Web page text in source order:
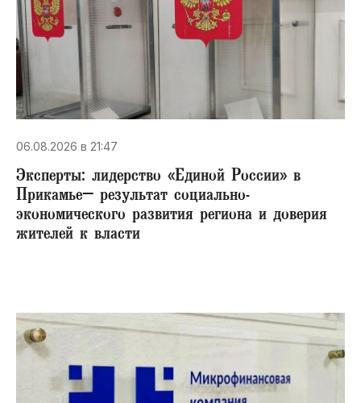
06.08.2026 в 21:47
Эксперты: лидерство «Единой России» в
Прикамье– результат социально-
экономического развития региона и доверия
жителей к власти